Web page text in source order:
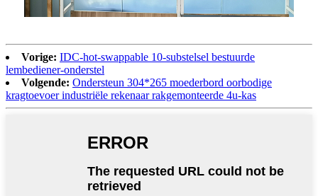
Vorige: IDC-hot-swappable 10-substelsel bestuurde
lembediener-onderstel
Volgende: Ondersteun 304*265 moederbord oorbodige
kragtoevoer industriële rekenaar rakgemonteerde 4u-kas